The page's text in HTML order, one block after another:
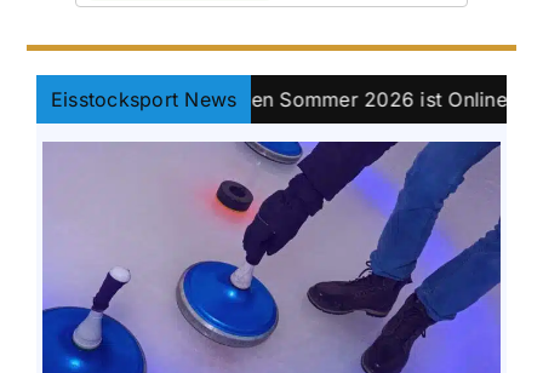
Eisstocksport News
Bayernpokal Damen Sommer 2026 ist Online. ||